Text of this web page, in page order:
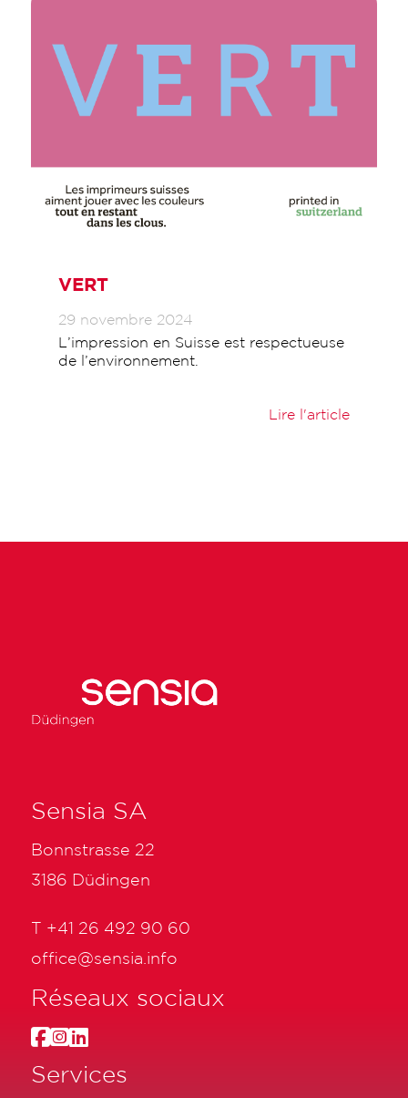
VERT
29 novembre 2024
L’impression en Suisse est respectueuse
de l’environnement.
Lire l'article
Sensia SA
Bonnstrasse 22
3186 Düdingen
T +41 26 492 90 60
office@sensia.info
Réseaux sociaux
Services